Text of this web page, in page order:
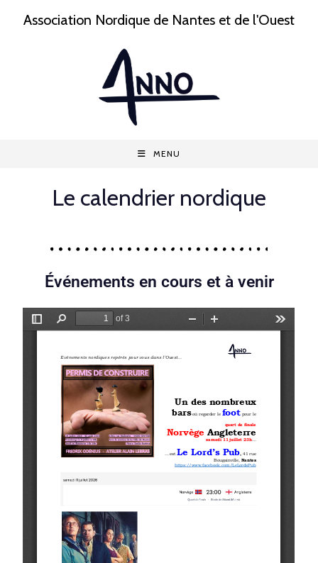
Association Nordique de Nantes et de l'Ouest
MENU
Le calendrier nordique
Événements en cours et à venir